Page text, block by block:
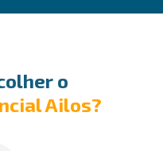
o
Ailos?